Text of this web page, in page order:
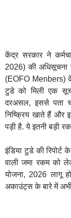
केंद्र सरकार ने
2026) की अधिसूचना
(EOFO Menbers)
टुडे को मिली एक
दरअसल, इससे पता
निष्क्रिय खाते हैं और
पड़ी है. ये इतनी बड़ी
इंडिया टुडे की रिपोर्ट
वाली जमा रकम को
योजना, 2026 लागू
अकाउंट्स के बारे में अभी